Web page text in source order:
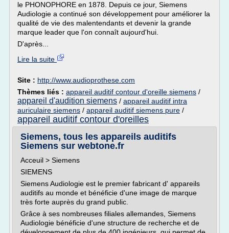
le PHONOPHORE en 1878. Depuis ce jour, Siemens
Audiologie a continué son développement pour améliorer la
qualité de vie des malentendants et devenir la grande
marque leader que l'on connaît aujourd'hui.
D'après...
Lire la suite
Site : http://www.audioprothese.com
Thèmes liés : appareil auditif contour d'oreille siemens /
appareil d'audition siemens / appareil auditif intra
auriculaire siemens / appareil auditif siemens pure /
appareil auditif contour d'oreilles
Siemens, tous les appareils auditifs
Siemens sur webtone.fr
Acceuil > Siemens
SIEMENS
Siemens Audiologie est le premier fabricant d' appareils
auditifs au monde et bénéficie d'une image de marque
très forte auprès du grand public.
Grâce à ses nombreuses filiales allemandes, Siemens
Audiologie bénéficie d'une structure de recherche et de